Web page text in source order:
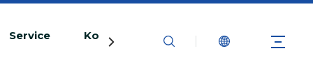
Service Kontaktiere uns